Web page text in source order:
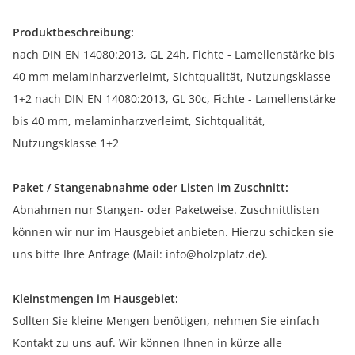
Produktbeschreibung:
nach DIN EN 14080:2013, GL 24h, Fichte - Lamellenstärke bis
40 mm melaminharzverleimt, Sichtqualität, Nutzungsklasse
1+2 nach DIN EN 14080:2013, GL 30c, Fichte - Lamellenstärke
bis 40 mm, melaminharzverleimt, Sichtqualität,
Nutzungsklasse 1+2
Paket / Stangenabnahme oder Listen im Zuschnitt:
Abnahmen nur Stangen- oder Paketweise. Zuschnittlisten
können wir nur im Hausgebiet anbieten. Hierzu schicken sie
uns bitte Ihre Anfrage (Mail: info@holzplatz.de).
Kleinstmengen im Hausgebiet:
Sollten Sie kleine Mengen benötigen, nehmen Sie einfach
Kontakt zu uns auf. Wir können Ihnen in kürze alle